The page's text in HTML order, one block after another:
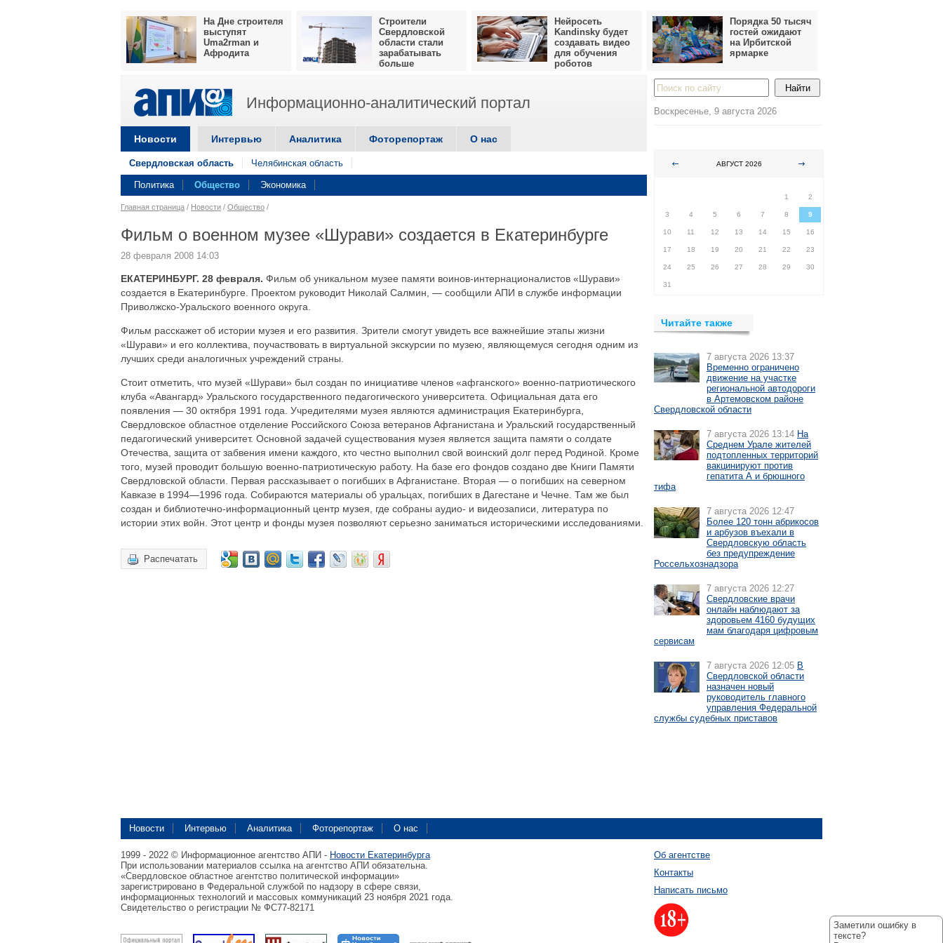
На Дне строителя
выступят
Uma2rman и
Афродита
Строители
Свердловской
области стали
зарабатывать
больше
Нейросеть
Kandinsky будет
создавать видео
для обучения
роботов
Порядка 50 тысяч
гостей ожидают
на Ирбитской
ярмарке
Информационно-аналитический портал
Новости Интервью Аналитика Фоторепортаж О нас
Свердловская область Челябинская область
Политика Общество Экономика
Главная страница / Новости / Общество /
Фильм о военном музее «Шурави» создается в Екатеринбурге
28 февраля 2008 14:03
ЕКАТЕРИНБУРГ. 28 февраля. Фильм об уникальном музее памяти воинов-интернационалистов «Шурави»
создается в Екатеринбурге. Проектом руководит Николай Салмин, — сообщили АПИ в службе информации
Приволжско-Уральского военного округа.
Фильм расскажет об истории музея и его развития. Зрители смогут увидеть все важнейшие этапы жизни
«Шурави» и его коллектива, поучаствовать в виртуальной экскурсии по музею, являющемуся сегодня одним из
лучших среди аналогичных учреждений страны.
Стоит отметить, что музей «Шурави» был создан по инициативе членов «афганского» военно-патриотического
клуба «Авангард» Уральского государственного педагогического университета. Официальная дата его
появления — 30 октября 1991 года. Учредителями музея являются администрация Екатеринбурга,
Свердловское областное отделение Российского Союза ветеранов Афганистана и Уральский государственный
педагогический университет. Основной задачей существования музея является защита памяти о солдате
Отечества, защита от забвения имени каждого, кто честно выполнил свой воинский долг перед Родиной. Кроме
того, музей проводит большую военно-патриотическую работу. На базе его фондов создано две Книги Памяти
Свердловской области. Первая рассказывает о погибших в Афганистане. Вторая — о погибших на северном
Кавказе в 1994—1996 года. Собираются материалы об уральцах, погибших в Дагестане и Чечне. Там же был
создан и библиотечно-информационный центр музея, где собраны аудио- и видеозаписи, литература по
истории этих войн. Этот центр и фонды музея позволяют серьезно заниматься историческими исследованиями.
Распечатать
Воскресенье, 9 августа 2026
АВГУСТ 2026
1
2
3 4 5 6 7 8 9
10 11 12 13 14 15 16
17 18 19 20 21 22 23
24 25 26 27 28 29 30
31
Читайте также
7 августа 2026 13:37
Временно ограничено
движение на участке
региональной автодороги
в Артемовском районе
Свердловской области
7 августа 2026 13:14 На
Среднем Урале жителей
подтопленных территорий
вакцинируют против
гепатита А и брюшного
тифа
7 августа 2026 12:47
Более 120 тонн абрикосов
и арбузов въехали в
Свердловскую область
без предупреждение
Россельхознадзора
7 августа 2026 12:27
Свердловские врачи
онлайн наблюдают за
здоровьем 4160 будущих
мам благодаря цифровым
сервисам
7 августа 2026 12:05 В
Свердловской области
назначен новый
руководитель главного
управления Федеральной
службы судебных приставов
Новости Интервью Аналитика Фоторепортаж О нас
1999 - 2022 © Информационное агентство АПИ - Новости Екатеринбурга
При использовании материалов ссылка на агентство АПИ обязательна.
«Свердловское областное агентство политической информации»
зарегистрировано в Федеральной службой по надзору в сфере связи,
информационных технологий и массовых коммуникаций 23 ноября 2021 года.
Свидетельство о регистрации № ФС77-82171
Об агентстве
Контакты
Написать письмо
Заметили ошибку в
тексте?